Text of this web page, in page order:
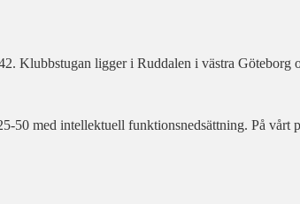
Klubbstugan ligger i Ruddalen i västra
50 med intellektuell funktionsnedsättning. På